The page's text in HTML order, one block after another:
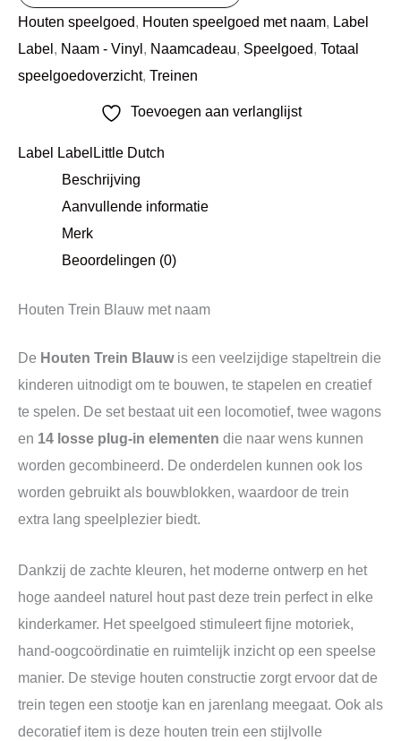
Houten speelgoed, Houten speelgoed met naam, Label
Label, Naam - Vinyl, Naamcadeau, Speelgoed, Totaal
speelgoedoverzicht, Treinen
Toevoegen aan verlanglijst
Label LabelLittle Dutch
Beschrijving
Aanvullende informatie
Merk
Beoordelingen (0)
Houten Trein Blauw met naam
De Houten Trein Blauwis een veelzijdige stapeltrein die
kinderen uitnodigt om te bouwen, te stapelen en creatief
te spelen. De set bestaat uit een locomotief, twee wagons
en 14 losse plug‑in elementen die naar wens kunnen
worden gecombineerd. De onderdelen kunnen ook los
worden gebruikt als bouwblokken, waardoor de trein
extra lang speelplezier biedt.
Dankzij de zachte kleuren, het moderne ontwerp en het
hoge aandeel naturel hout past deze trein perfect in elke
kinderkamer. Het speelgoed stimuleert fijne motoriek,
hand‑oogcoördinatie en ruimtelijk inzicht op een speelse
manier. De stevige houten constructie zorgt ervoor dat de
trein tegen een stootje kan en jarenlang meegaat. Ook als
decoratief item is deze houten trein een stijlvolle